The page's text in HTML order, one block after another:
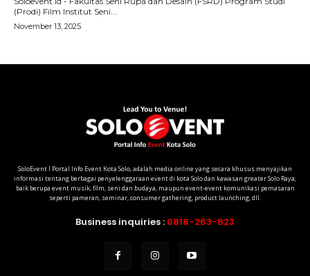
SoloEvent I Portal Info Event Kota Solo, adalah media online yang secara khusus menyajikan
informasi tentang berbagai penyelenggaraan event di kota Solo dan kawasan greater Solo Raya;
baik berupa event musik, film, seni dan budaya, maupun event-event komunikasi pemasaran
seperti pameran, seminar, consumer gathering, product launching, dll.
Business inquiries : 0818-263-823